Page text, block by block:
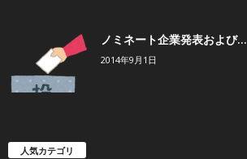
ノミネート企業発表および...
2014年9月1日
人気カテゴリ